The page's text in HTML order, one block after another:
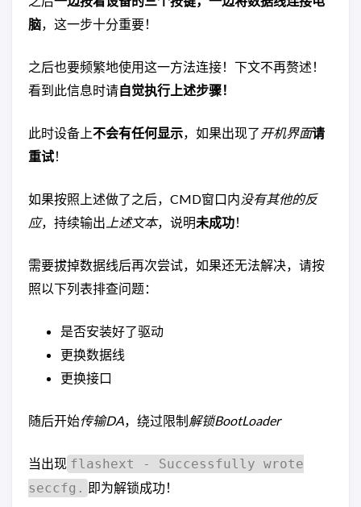
脑，这一步十分重要！
之后也要频繁地使用这一方法连接！下文不再赘述！
看到此信息时请自觉执行上述步骤！
此时设备上不会有任何显示，如果出现了 开机界面请
重试！
如果按照上述做了之后，CMD窗口内没有其他的反
应，持续输出 上述文本，说明未成功！
需要拔掉数据线后再次尝试，如果还无法解决，请按
照以下列表排查问题：
是否安装好了驱动
更换数据线
更换接口
随后开始传输DA，绕过限制 解锁BootLoader
当出现 flashext - Successfully wrote
seccfg. 即为解锁成功！